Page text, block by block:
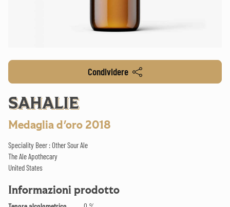
Condividere
SAHALIE
Medaglia d'oro 2018
Speciality Beer : Other Sour Ale
The Ale Apothecary
United States
Informazioni prodotto